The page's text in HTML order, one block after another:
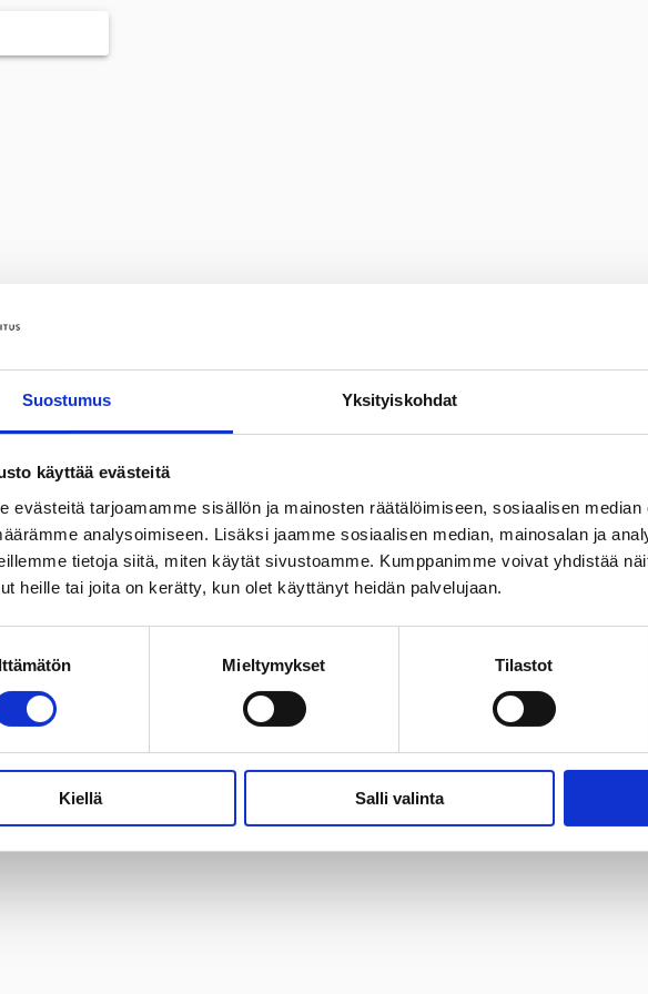
Suostumus Yksityiskohdat
käyttää evästeitä
evästeitä tarjoamamme sisällön ja mainosten räätälöimiseen, sosiaalisen
analysoimiseen. Lisäksi jaamme sosiaalisen median, mainosalan ja
tietoja siitä, miten käytät sivustoamme. Kumppanimme voivat yhdistää
heille tai joita on kerätty, kun olet käyttänyt heidän palvelujaan.
Mieltymykset Tilastot
Kiellä Salli valinta